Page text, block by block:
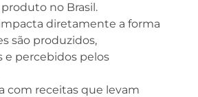
no Brasil.
diretamente a forma
são produzidos,
e percebidos pelos
com receitas que levam